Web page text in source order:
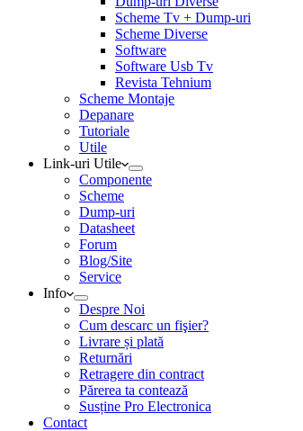
Scheme Tv + Dump-uri
Scheme Diverse
Software
Software Usb Tv
Revista Tehnium
Scheme Montaje
Depanare
Tutoriale
Utile
Link-uri Utile
Componente
Scheme
Dump-uri
Datasheet
Forum
Blog/Site
Service
Info
Despre Noi
Cum descarc un fişier?
Livrare și plată
Returnări
Retragere din contract
Părerea ta contează
Susține Pro Electronica
Contact